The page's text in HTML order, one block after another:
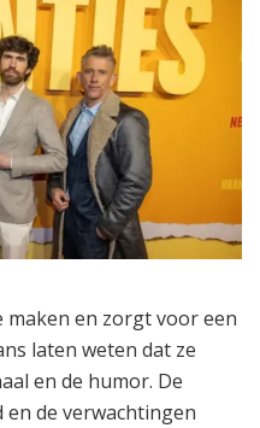
maken en zorgt voor een
laten weten dat ze
en de humor. De
en de verwachtingen